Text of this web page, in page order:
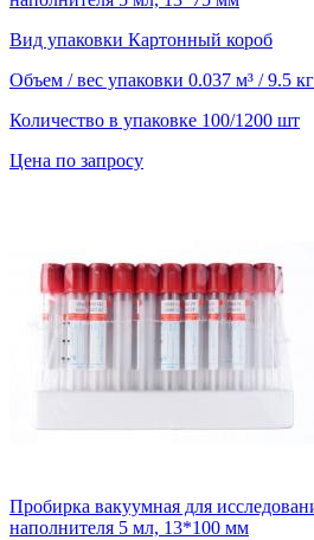
Вид упаковки Картонный короб
Объем / вес упаковки 0.037 м³ / 9.5 кг
Количество в упаковке 100/1200 шт
Цена по запросу
Пробирка вакуумная для
наполнителя 5 мл, 13*100 мм